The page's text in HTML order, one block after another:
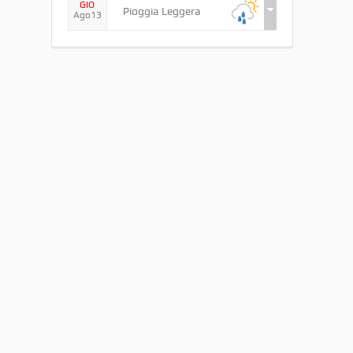
GIO
Ago13
Pioggia Leggera